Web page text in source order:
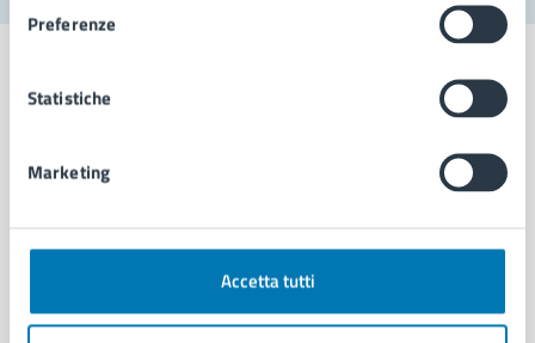
Preferenze
Statistiche
Marketing
Accetta tutti
Municipalità